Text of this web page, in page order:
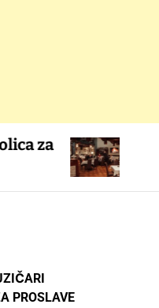
Proslave ili zakup
proslavu Beograd,
PROSLAVE